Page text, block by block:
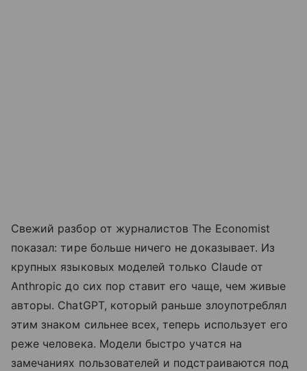
Свежий разбор от журналистов The Economist
показал: тире больше ничего не доказывает. Из
крупных языковых моделей только Claude от
Anthropic до сих пор ставит его чаще, чем живые
авторы. ChatGPT, который раньше злоупотреблял
этим знаком сильнее всех, теперь использует его
реже человека. Модели быстро учатся на
замечаниях пользователей и подстраиваются под